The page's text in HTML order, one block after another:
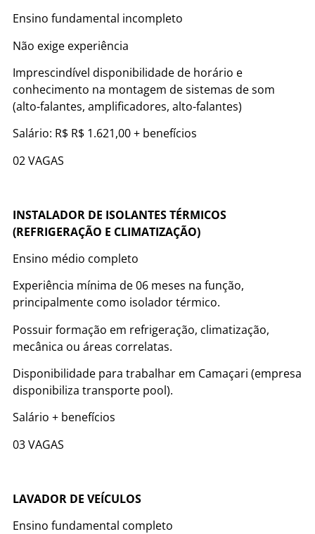
Ensino fundamental incompleto
Não exige experiência
Imprescindível disponibilidade de horário e
conhecimento na montagem de sistemas de som
(alto-falantes, amplificadores, alto-falantes)
Salário: R$ R$ 1.621,00 + benefícios
02 VAGAS
INSTALADOR DE ISOLANTES TÉRMICOS
(REFRIGERAÇÃO E CLIMATIZAÇÃO)
Ensino médio completo
Experiência mínima de 06 meses na função,
principalmente como isolador térmico.
Possuir formação em refrigeração, climatização,
mecânica ou áreas correlatas.
Disponibilidade para trabalhar em Camaçari (empresa
disponibiliza transporte pool).
Salário + benefícios
03 VAGAS
LAVADOR DE VEÍCULOS
Ensino fundamental completo